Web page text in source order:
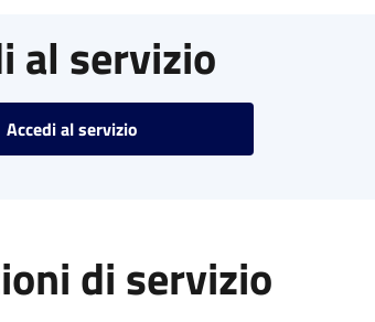
al servizio
Accedi al servizio
di servizio